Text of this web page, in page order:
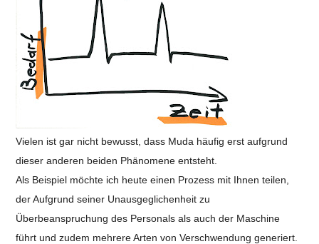
Vielen ist gar nicht bewusst, dass Muda häufig erst aufgrund
dieser anderen beiden Phänomene entsteht.
Als Beispiel möchte ich heute einen Prozess mit Ihnen teilen,
der Aufgrund seiner Unausgeglichenheit zu
Überbeanspruchung des Personals als auch der Maschine
führt und zudem mehrere Arten von Verschwendung generiert.